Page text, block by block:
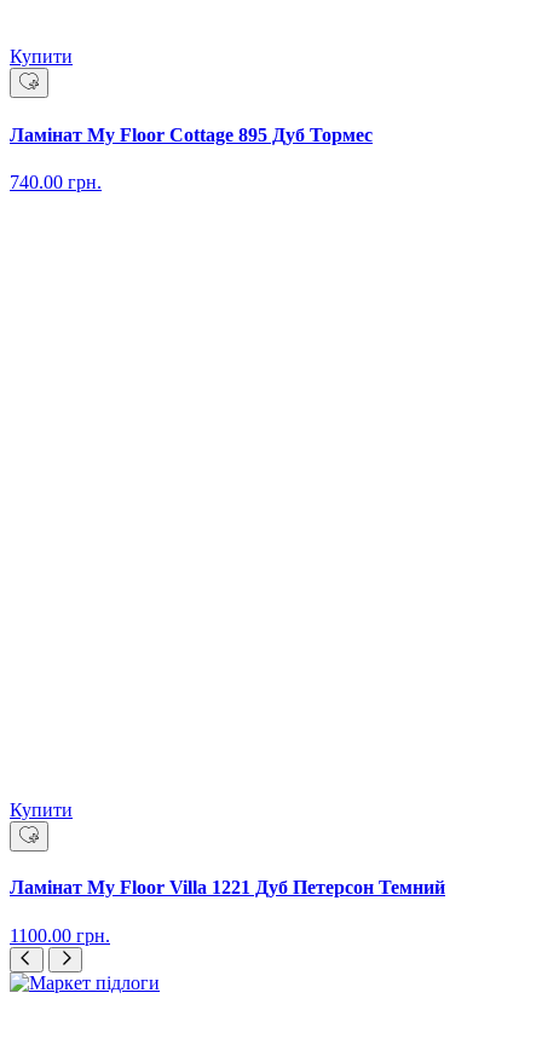
Купити
Ламінат My Floor Cottage 895 Дуб Тормес
740.00 грн.
Купити
Ламінат My Floor Villa 1221 Дуб Петерсон Темний
1100.00 грн.